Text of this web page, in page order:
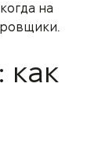
на
как